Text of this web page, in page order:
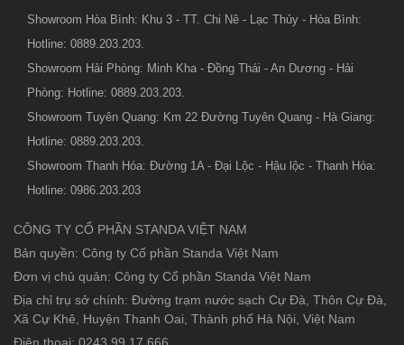
Showroom Hòa Bình: Khu 3 - TT. Chi Nê - Lạc Thủy - Hòa Bình:
Hotline: 0889.203.203.
Showroom Hải Phòng: Minh Kha - Đồng Thái - An Dương - Hải
Phòng: Hotline: 0889.203.203.
Showroom Tuyên Quang: Km 22 Đường Tuyên Quang - Hà Giang:
Hotline: 0889.203.203.
Showroom Thanh Hóa: Đường 1A - Đại Lộc - Hậu lộc - Thanh Hóa:
Hotline: 0986.203.203
CÔNG TY CỔ PHẦN STANDA VIỆT NAM
Bản quyền: Công ty Cổ phần Standa Việt Nam
Đơn vị chủ quản: Công ty Cổ phần Standa Việt Nam
Địa chỉ trụ sở chính: Đường trạm nước sạch Cự Đà, Thôn Cự Đà,
Xã Cự Khê, Huyện Thanh Oai, Thành phố Hà Nội, Việt Nam